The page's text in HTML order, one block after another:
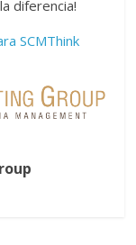
diferencia!
SCMThink